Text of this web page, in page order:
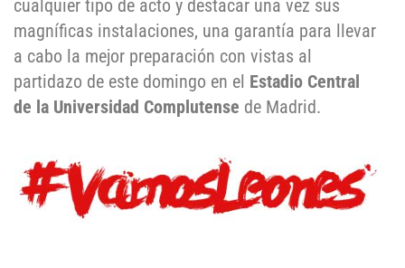
cualquier tipo de acto y destacar una vez sus
magníficas instalaciones, una garantía para llevar
a cabo la mejor preparación con vistas al
partidazo de este domingo en el Estadio Central
de la Universidad Complutense de Madrid.